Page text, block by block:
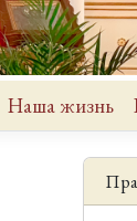
Наша жизнь